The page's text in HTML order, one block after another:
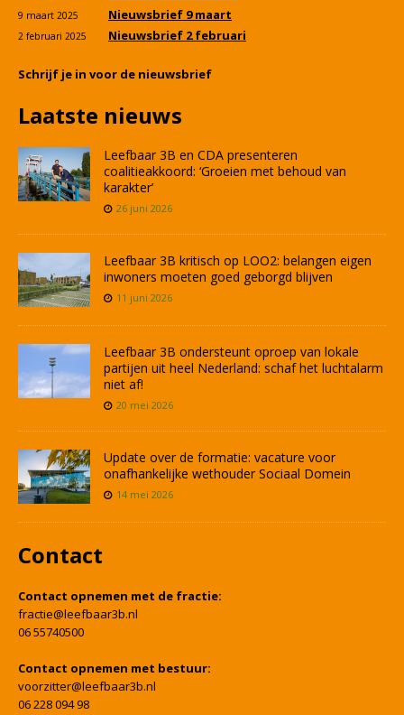
9 maart 2025 Nieuwsbrief 9 maart
2 februari 2025 Nieuwsbrief 2 februari
Schrijf je in voor de nieuwsbrief
Laatste nieuws
Leefbaar 3B en CDA presenteren
coalitieakkoord: ‘Groeien met behoud van
karakter’
26 juni 2026
Leefbaar 3B kritisch op LOO2: belangen eigen
inwoners moeten goed geborgd blijven
11 juni 2026
Leefbaar 3B ondersteunt oproep van lokale
partijen uit heel Nederland: schaf het luchtalarm
niet af!
20 mei 2026
Update over de formatie: vacature voor
onafhankelijke wethouder Sociaal Domein
14 mei 2026
Contact
Contact opnemen met de fractie:
fractie@leefbaar3b.nl
06 55740500
Contact opnemen met bestuur:
voorzitter@leefbaar3b.nl
06 228 094 98